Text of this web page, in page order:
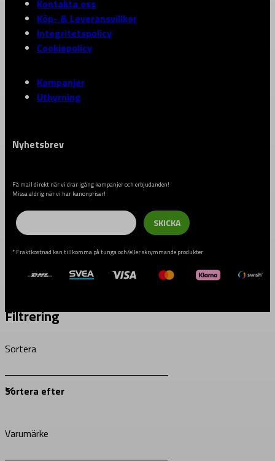
Kontakta oss
Köp- & Leveransvillkor
Integritetspolicy
Cookiepolicy
Kampanjer
Uthyrning
Nyhetsbrev
Få mail direkt när vi drar igång kampanjer och erbjudanden!
Missa aldrig när vi har kanonpriser!
Email
SKICKA
* Fraktkostnad kan tillkomma på tunga och/eller skrymmande produkter
Filtrering
Sortera
Varumärke